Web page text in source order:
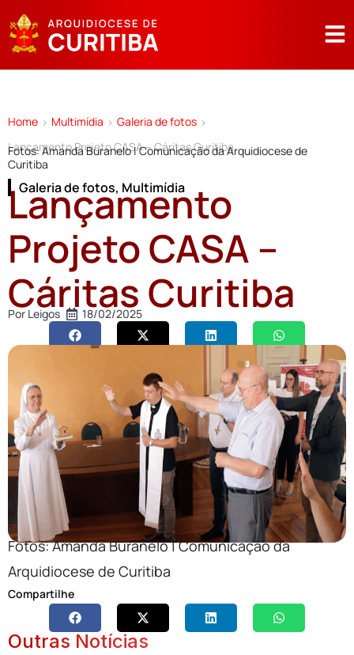
Home > Multimídia > Galeria de fotos >
Lançamento Projeto CASA – Cáritas Curitiba
Fotos: Amanda Buranelo | Comunicação da Arquidiocese de
Curitiba
Galeria de fotos, Multimídia
Lançamento
Projeto CASA –
Cáritas Curitiba
Por Leigos 18/02/2025
Fotos: Amanda Buranelo | Comunicação da
Arquidiocese de Curitiba
Compartilhe
Outras Notícias